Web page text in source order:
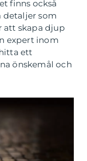
finns också
detaljer som
att skapa djup
expert inom
ett
önskemål och